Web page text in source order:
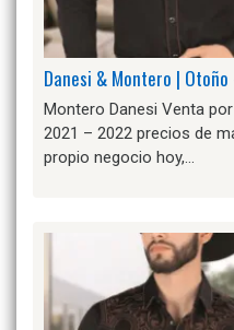
Danesi & Montero |
Montero Danesi Venta
2021 – 2022 precios de
propio negocio hoy,…